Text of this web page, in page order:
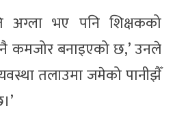
अग्ला भए पनि शिक्षकको
कमजोर बनाइएको छ,’ उनले
तलाउमा जमेको पानीझैँ